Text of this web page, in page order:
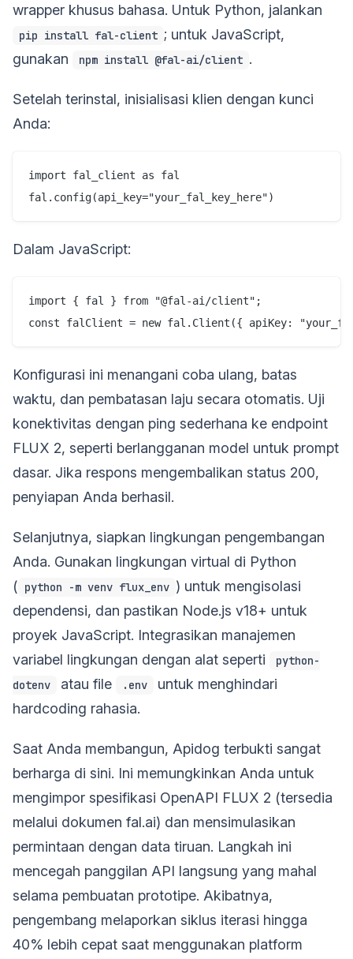
wrapper khusus bahasa. Untuk Python, jalankan
pip install fal-client ; untuk JavaScript,
gunakan
npm install @fal-ai/client .
Setelah terinstal, inisialisasi klien dengan kunci
Anda:
import fal_client as fal
Dalam JavaScript:
import { fal } from "@fal-ai/client";
Konfigurasi ini menangani coba ulang, batas
waktu, dan pembatasan laju secara otomatis. Uji
konektivitas dengan ping sederhana ke endpoint
FLUX 2, seperti berlangganan model untuk prompt
dasar. Jika respons mengembalikan status 200,
penyiapan Anda berhasil.
Selanjutnya, siapkan lingkungan pengembangan
Anda. Gunakan lingkungan virtual di Python
( python -m venv flux_env ) untuk mengisolasi
dependensi, dan pastikan Node.js v18+ untuk
proyek JavaScript. Integrasikan manajemen
variabel lingkungan dengan alat seperti
python-
dotenv
atau file .env
untuk menghindari
hardcoding rahasia.
Saat Anda membangun, Apidog terbukti sangat
berharga di sini. Ini memungkinkan Anda untuk
mengimpor spesifikasi OpenAPI FLUX 2 (tersedia
melalui dokumen fal.ai) dan mensimulasikan
permintaan dengan data tiruan. Langkah ini
mencegah panggilan API langsung yang mahal
selama pembuatan prototipe. Akibatnya,
pengembang melaporkan siklus iterasi hingga
40% lebih cepat saat menggunakan platform